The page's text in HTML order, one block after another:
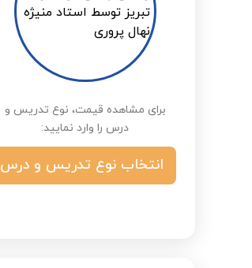
برای مشاهده قیمت، نوع تدریس و
درس را وارد نمایید:
انتخاب نوع تدریس و درس